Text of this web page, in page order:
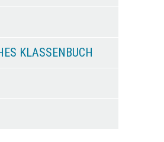
KLASSENBUCH